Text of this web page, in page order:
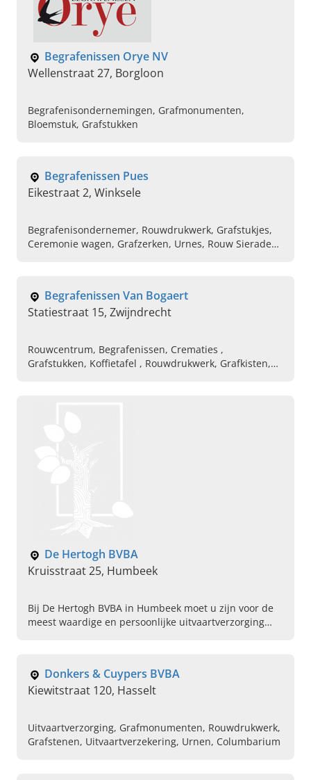
Begrafenissen Orye NV
Wellenstraat 27, Borgloon
Begrafenisondernemingen, Grafmonumenten,
Bloemstuk, Grafstukken
Begrafenissen Pues
Eikestraat 2, Winksele
Begrafenisondernemer, Rouwdrukwerk, Grafstukjes,
Ceremonie wagen, Grafzerken, Urnes, Rouw Sieraden,
Begrafenissen Van Bogaert
Statiestraat 15, Zwijndrecht
Rouwcentrum, Begrafenissen, Crematies ,
Grafstukken, Koffietafel , Rouwdrukwerk, Grafkisten,
De Hertogh BVBA
Kruisstraat 25, Humbeek
Bij De Hertogh BVBA in Humbeek moet u zijn voor de
meest waardige en persoonlijke uitvaartverzorging
Donkers & Cuypers BVBA
Kiewitstraat 120, Hasselt
Uitvaartverzorging, Grafmonumenten, Rouwdrukwerk,
Grafstenen, Uitvaartverzekering, Urnen, Columbarium